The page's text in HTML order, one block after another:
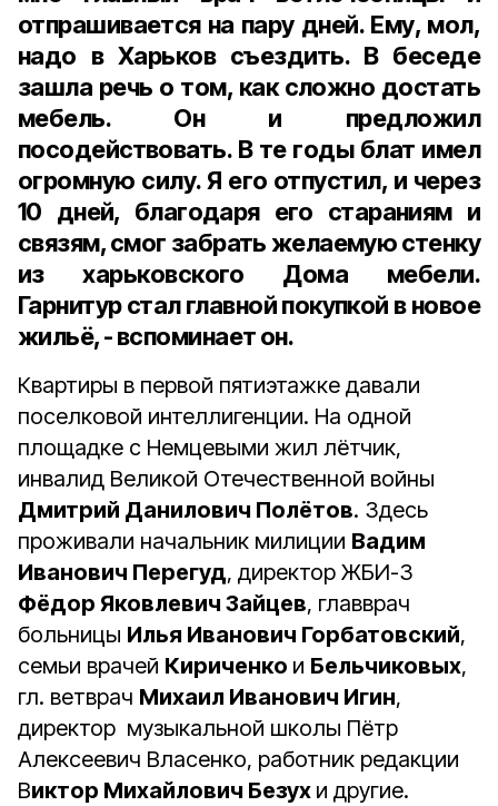
отпрашивается на пару дней. Ему, мол,
надо в Харьков съездить. В беседе
зашла речь о том, как сложно достать
мебель. Он и предложил
посодействовать. В те годы блат имел
огромную силу. Я его отпустил, и через
10 дней, благодаря его стараниям и
связям, смог забрать желаемую стенку
из харьковского Дома мебели.
Гарнитур стал главной покупкой в новое
жильё, - вспоминает он.
Квартиры в первой пятиэтажке давали
поселковой интеллигенции. На одной
площадке с Немцевыми жил лётчик,
инвалид Великой Отечественной войны
Дмитрий Данилович Полётов. Здесь
проживали начальник милиции Вадим
Иванович Перегуд, директор ЖБИ-3
Фёдор Яковлевич Зайцев, главврач
больницы Илья Иванович Горбатовский,
семьи врачей Кириченко и Бельчиковых,
гл. ветврач Михаил Иванович Игин,
директор музыкальной школы Пётр
Алексеевич Власенко, работник редакции
Виктор Михайлович Безух и другие.